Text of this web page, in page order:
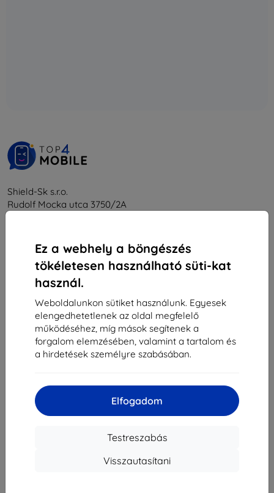
Ez a webhely a böngészés
tökéletesen használható süti-kat
használ.
Weboldalunkon sütiket használunk. Egyesek
elengedhetetlenek az oldal megfelelő
működéséhez, míg mások segítenek a
forgalom elemzésében, valamint a tartalom és
a hirdetések személyre szabásában.
Elfogadom
Testreszabás
Visszautasítani
Shield-Sk s.r.o.
Rudolf Mocka utca 3750/2A
ÁFA-azonosító:SK2023549671
Elérhetőség
info@top4mobile.eu
Írjon nekünk
Szombat és vasárnap: